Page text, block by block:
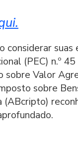
suas
(PEC) n.º
Valor
sobre